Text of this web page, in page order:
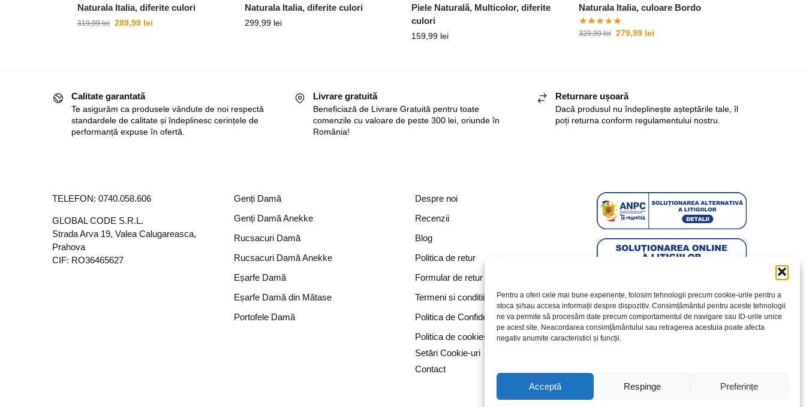
Pentru a oferi cele mai bune experiențe, folosim tehnologii precum cookie-urile pentru a
stoca și/sau accesa informații despre dispozitiv. Consimțământul pentru aceste tehnologii
ne va permite să procesăm date precum comportamentul de navigare sau ID-urile unice
pe acest site. Neacordarea consimțământului sau retragerea acestuia poate afecta
negativ anumite caracteristici și funcții.
Acceptă Respinge Preferințe
Naturala Italia, diferite culori
319,99lei 289,99 lei
Naturala Italia, diferite culori
299,99 lei
Piele Naturală, Multicolor, diferite
culori
159,99 lei
Naturala Italia, culoare Bordo
329,99lei 279,99 lei
Calitate garantată
Te asigurăm ca produsele vândute de noi respectă
standardele de calitate și îndeplinesc cerințele de
performanță expuse în ofertă.
Livrare gratuită
Beneficiază de Livrare Gratuită pentru toate
comenzile cu valoare de peste 300 lei, oriunde în
România!
Returnare ușoară
Dacă produsul nu îndeplinește așteptările tale, îl
poți returna conform regulamentului nostru.
TELEFON: 0740.058.606
GLOBAL CODE S.R.L.
Strada Arva 19, Valea Calugareasca,
Prahova
CIF: RO36465627
Genți Damă
Genți Damă Anekke
Rucsacuri Damă
Rucsacuri Damă Anekke
Eșarfe Damă
Eșarfe Damă din Mătase
Portofele Damă
Despre noi
Recenzii
Blog
Politica de retur
Formular de retur
Termeni si conditii
Politica de Confidențialitate
Politica de cookies
Setări Cookie-uri
Contact